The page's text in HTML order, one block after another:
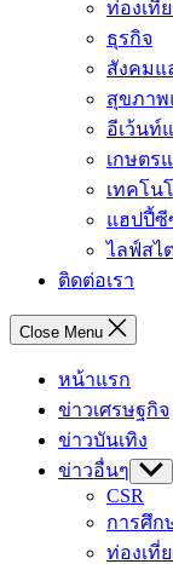
ท่องเที่
ธุรกิจ
สังคม
สุขภาพ
อีเว้นท์
เกษตร
เทคโน
แฮปปี้
ไลฟ์สไ
ติดต่อเรา
Close Menu
หน้าแรก
ข่าวเศรษฐกิจ
ข่าวบันเทิง
ข่าวอื่นๆ Show
sub
menu
CSR
การศึก
ท่องเที่